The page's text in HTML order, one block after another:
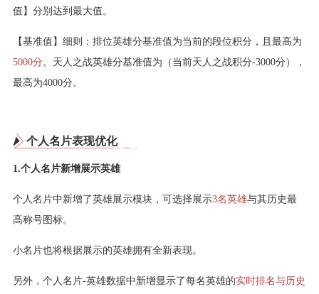
值】分别达到最大值。
【基准值】细则：排位英雄分基准值为当前的段位积分，且最高为
5000分。天人之战英雄分基准值为（当前天人之战积分-3000分），
最高为4000分。
个人名片表现优化
1.个人名片新增展示英雄
个人名片中新增了英雄展示模块，可选择展示3名英雄与其历史最
高称号图标。
小名片也将根据展示的英雄拥有全新表现。
另外，个人名片-英雄数据中新增显示了每名英雄的实时排名与历史